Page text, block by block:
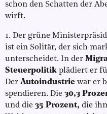
schon den Schatten der
wirft.
1. Der grüne
ist ein Solitär, der sich
unterscheidet. In der
Steuerpolitik plädiert er
Der Autoindustrie war er
spendieren. Die 30,3
und die 35 Prozent, die